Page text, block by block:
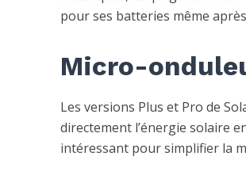
pour ses batteries même
Micro-
Les versions Plus et Pro de
directement l’énergie solaire
intéressant pour simplifier la